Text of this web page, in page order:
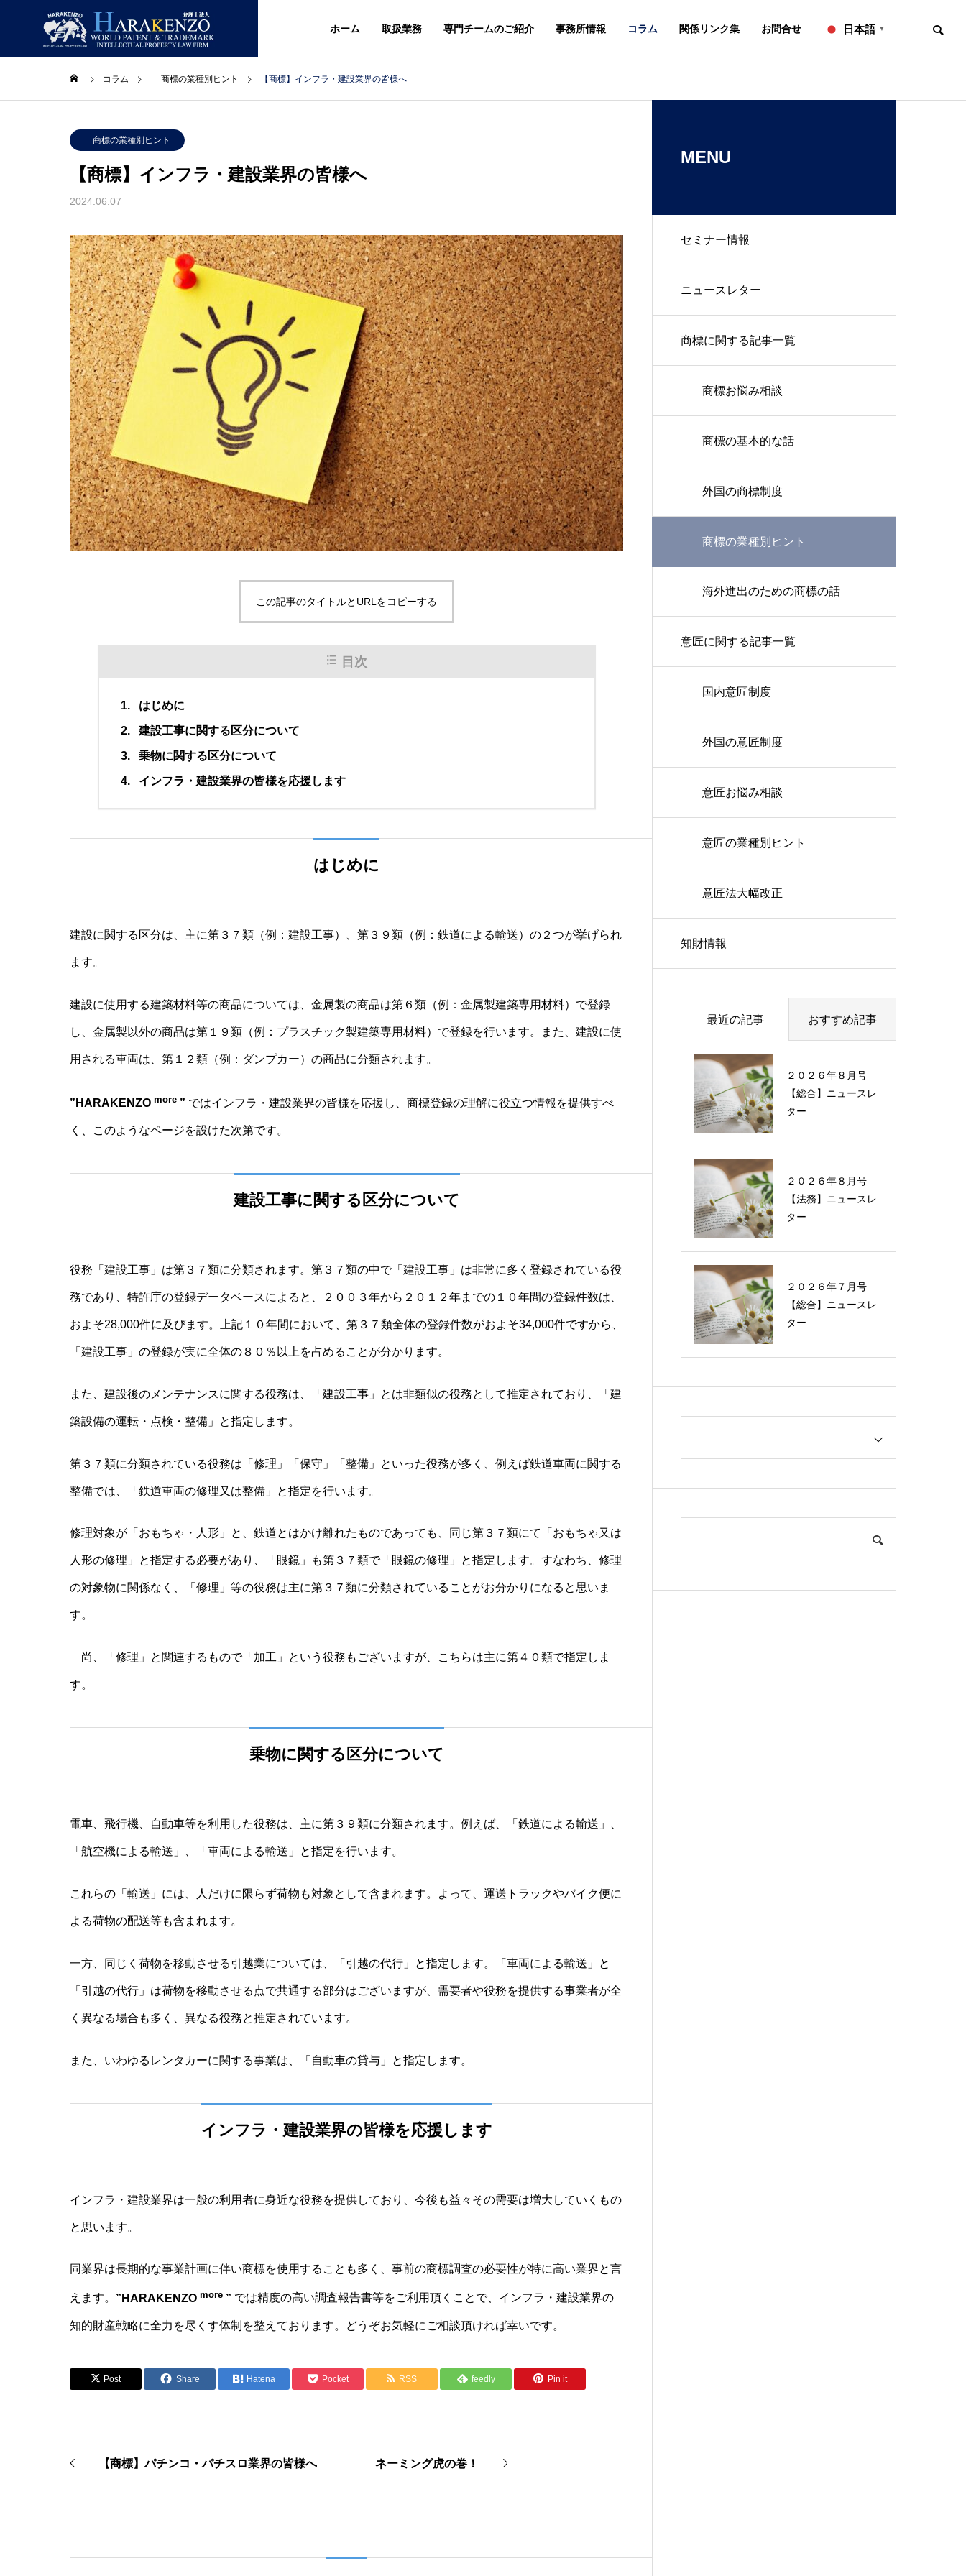
ホーム 取扱業務 専門チームのご紹介 事務所情報 コラム 関係リンク集 お問合せ 日本語 ▼
取扱業務
PATENT MARK & DESIGN
商標・意匠
GLOBAL
外国・知財翻訳
事務所情報
事務所概要
LAWYERS＆STAFFS
主要スタッフ
ACCESS
アクセス
コラム
２０２６年８月号【総合】ニ
ュースレター
２０２６年８月号【法務】ニ
ュースレター
２０２６年７月号【総合】ニ
ュースレター
コラム 商標の業種別ヒント 【商標】インフラ・建設業界の皆様へ
商標の業種別ヒント
【商標】インフラ・建設業界の皆様へ
2024.06.07
この記事のタイトルとURLをコピーする
目次
はじめに
建設工事に関する区分について
乗物に関する区分について
インフラ・建設業界の皆様を応援します
はじめに
建設に関する区分は、主に第３７類（例：建設工事）、第３９類（例：鉄道による輸送）の２つが挙げられ
ます。
建設に使用する建築材料等の商品については、金属製の商品は第６類（例：金属製建築専用材料）で登録
し、金属製以外の商品は第１９類（例：プラスチック製建築専用材料）で登録を行います。また、建設に使
用される車両は、第１２類（例：ダンプカー）の商品に分類されます。
”HARAKENZO more ” ではインフラ・建設業界の皆様を応援し、商標登録の理解に役立つ情報を提供すべ
く、このようなページを設けた次第です。
建設工事に関する区分について
役務「建設工事」は第３７類に分類されます。第３７類の中で「建設工事」は非常に多く登録されている役
務であり、特許庁の登録データベースによると、２００３年から２０１２年までの１０年間の登録件数は、
およそ28,000件に及びます。上記１０年間において、第３７類全体の登録件数がおよそ34,000件ですから、
「建設工事」の登録が実に全体の８０％以上を占めることが分かります。
また、建設後のメンテナンスに関する役務は、「建設工事」とは非類似の役務として推定されており、「建
築設備の運転・点検・整備」と指定します。
第３７類に分類されている役務は「修理」「保守」「整備」といった役務が多く、例えば鉄道車両に関する
整備では、「鉄道車両の修理又は整備」と指定を行います。
修理対象が「おもちゃ・人形」と、鉄道とはかけ離れたものであっても、同じ第３７類にて「おもちゃ又は
人形の修理」と指定する必要があり、「眼鏡」も第３７類で「眼鏡の修理」と指定します。すなわち、修理
の対象物に関係なく、「修理」等の役務は主に第３７類に分類されていることがお分かりになると思いま
す。
尚、「修理」と関連するもので「加工」という役務もございますが、こちらは主に第４０類で指定しま
す。
乗物に関する区分について
電車、飛行機、自動車等を利用した役務は、主に第３９類に分類されます。例えば、「鉄道による輸送」、
「航空機による輸送」、「車両による輸送」と指定を行います。
これらの「輸送」には、人だけに限らず荷物も対象として含まれます。よって、運送トラックやバイク便に
よる荷物の配送等も含まれます。
一方、同じく荷物を移動させる引越業については、「引越の代行」と指定します。「車両による輸送」と
「引越の代行」は荷物を移動させる点で共通する部分はございますが、需要者や役務を提供する事業者が全
く異なる場合も多く、異なる役務と推定されています。
また、いわゆるレンタカーに関する事業は、「自動車の貸与」と指定します。
インフラ・建設業界の皆様を応援します
インフラ・建設業界は一般の利用者に身近な役務を提供しており、今後も益々その需要は増大していくもの
と思います。
同業界は長期的な事業計画に伴い商標を使用することも多く、事前の商標調査の必要性が特に高い業界と言
えます。 ”HARAKENZO more ” では精度の高い調査報告書等をご利用頂くことで、インフラ・建設業界の
知的財産戦略に全力を尽くす体制を整えております。どうぞお気軽にご相談頂ければ幸いです。
Post Share Hatena Pocket RSS feedly Pin it
【商標】パチンコ・パチスロ業界の皆様へ ネーミング虎の巻！
MENU
セミナー情報
ニュースレター
商標に関する記事一覧
商標お悩み相談
商標の基本的な話
外国の商標制度
商標の業種別ヒント
海外進出のための商標の話
意匠に関する記事一覧
国内意匠制度
外国の意匠制度
意匠お悩み相談
意匠の業種別ヒント
意匠法大幅改正
知財情報
最近の記事 おすすめ記事
２０２６年８月号
【総合】ニュースレ
ター
２０２６年８月号
【法務】ニュースレ
ター
２０２６年７月号
【総合】ニュースレ
ター
過去に配信したニュ
ースレターの一覧